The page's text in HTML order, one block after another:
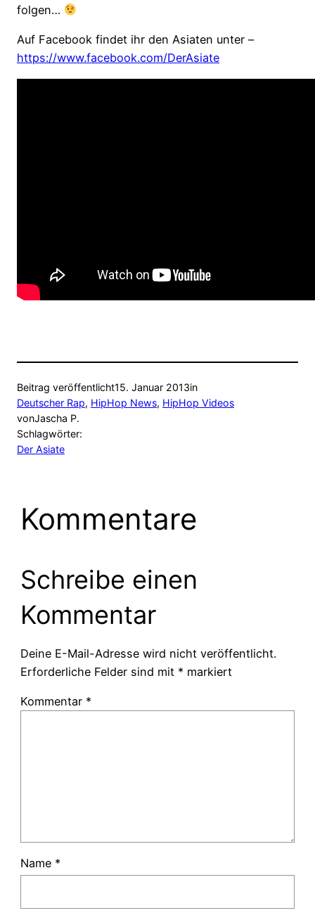
folgen…
Auf Facebook findet ihr den Asiaten unter –
https://www.facebook.com/DerAsiate
Beitrag veröffentlicht15. Januar 2013in
Deutscher Rap, HipHop News, HipHop Videos
vonJascha P.
Schlagwörter:
Der Asiate
Kommentare
Schreibe einen
Kommentar
Deine E-Mail-Adresse wird nicht veröffentlicht.
Erforderliche Felder sind mit * markiert
Kommentar *
Name *